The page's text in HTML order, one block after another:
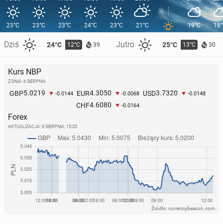
23°C
Dziś 24°C 12°C 39 Jutro 25°C 13°C 30
23°C 23°C 24°C 23°C 21°C 19°C
Kurs NBP
Z DNIA: 6 SIERPNIA
GBP5.0219 -0.0144 EUR4.3050 -0.0068 USD3.7320 -0.0148
CHF4.6080 -0.0164
Forex
AKTUALIZACJA: 6 SIERPNIA, 15:20
Źródło: currencybeacon.com